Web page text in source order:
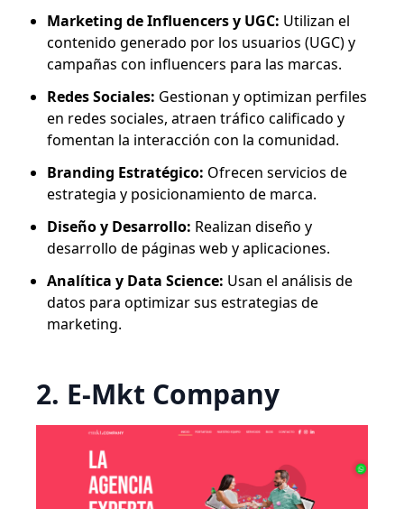
Marketing de Influencers y UGC: Utilizan el
contenido generado por los usuarios (UGC) y
campañas con influencers para las marcas.
Redes Sociales: Gestionan y optimizan perfiles
en redes sociales, atraen tráfico calificado y
fomentan la interacción con la comunidad.
Branding Estratégico: Ofrecen servicios de
estrategia y posicionamiento de marca.
Diseño y Desarrollo: Realizan diseño y
desarrollo de páginas web y aplicaciones.
Analítica y Data Science: Usan el análisis de
datos para optimizar sus estrategias de
marketing.
2. E-Mkt Company